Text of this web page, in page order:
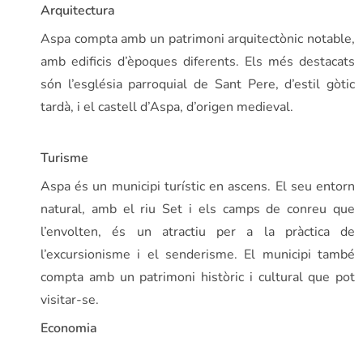
Arquitectura
Aspa compta amb un patrimoni arquitectònic notable,
amb edificis d’èpoques diferents. Els més destacats
són l’església parroquial de Sant Pere, d’estil gòtic
tardà, i el castell d’Aspa, d’origen medieval.
Turisme
Aspa és un municipi turístic en ascens. El seu entorn
natural, amb el riu Set i els camps de conreu que
l’envolten, és un atractiu per a la pràctica de
l’excursionisme i el senderisme. El municipi també
compta amb un patrimoni històric i cultural que pot
visitar-se.
Economia